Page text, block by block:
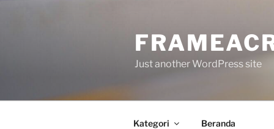
Just another WordPress site
Kategori Beranda